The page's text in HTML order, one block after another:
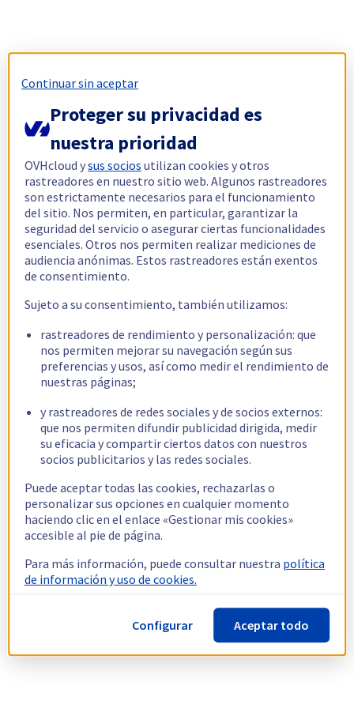
Continuar sin aceptar
Proteger su privacidad es
nuestra prioridad
OVHcloud ysus socios utilizan cookies y otros
rastreadores en nuestro sitio web. Algunos rastreadores
son estrictamente necesarios para el funcionamiento
del sitio. Nos permiten, en particular, garantizar la
seguridad del servicio o asegurar ciertas funcionalidades
esenciales. Otros nos permiten realizar mediciones de
audiencia anónimas. Estos rastreadores están exentos
de consentimiento.
Sujeto a su consentimiento, también utilizamos:
rastreadores de rendimiento y personalización: que
nos permiten mejorar su navegación según sus
preferencias y usos, así como medir el rendimiento de
nuestras páginas;
y rastreadores de redes sociales y de socios externos:
que nos permiten difundir publicidad dirigida, medir
su eficacia y compartir ciertos datos con nuestros
socios publicitarios y las redes sociales.
Puede aceptar todas las cookies, rechazarlas o
personalizar sus opciones en cualquier momento
haciendo clic en el enlace «Gestionar mis cookies»
accesible al pie de página.
Para más información, puede consultar nuestra política
de información y uso de cookies.
Configurar Aceptar todo